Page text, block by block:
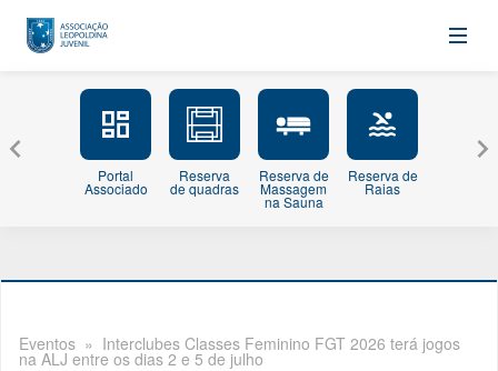
Portal
Associado
Reserva
de quadras
Reserva de
Massagem
na Sauna
Reserva de
Raias
Eventos » Interclubes Classes Feminino FGT 2026 terá jogos
na ALJ entre os dias 2 e 5 de julho